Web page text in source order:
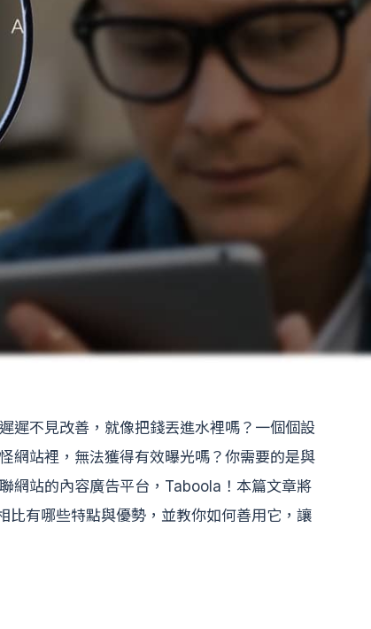
遲不見改善，就像把錢丟進水裡嗎？一個個設
網站裡，無法獲得有效曝光嗎？你需要的是與
網站的內容廣告平台，Taboola！本篇文章將
有哪些特點與優勢，並教你如何善用它，讓